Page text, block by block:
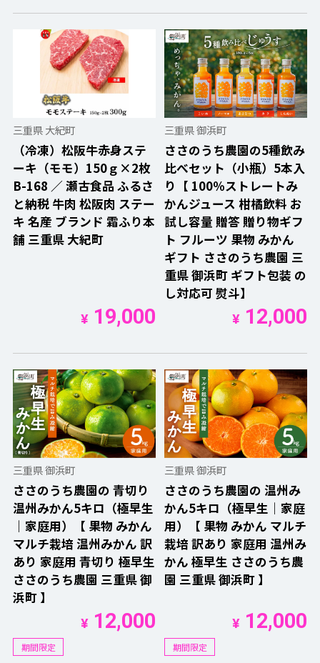
三重県 大紀町
（冷凍）松阪牛赤身ステ
ーキ（モモ）150ｇ×2枚
B-168 ／ 瀬古食品 ふるさ
と納税 牛肉 松阪肉 ステー
キ 名産 ブランド 霜ふり本
舗 三重県 大紀町
¥19,000
三重県 御浜町
ささのうち農園の5種飲み
比べセット（小瓶）5本入
り【 100％ストレートみ
かんジュース 柑橘飲料 お
試し容量 贈答 贈り物ギフ
ト フルーツ 果物 みかん
ギフト ささのうち農園 三
重県 御浜町 ギフト包装 の
し対応可 熨斗】
¥12,000
三重県 御浜町
ささのうち農園の 青切り
温州みかん5キロ（極早生
｜家庭用）【 果物 みかん
マルチ栽培 温州みかん 訳
あり 家庭用 青切り 極早生
ささのうち農園 三重県 御
浜町 】
¥12,000
期間限定
三重県 御浜町
ささのうち農園の 温州み
かん5キロ（極早生｜家庭
用）【 果物 みかん マルチ
栽培 訳あり 家庭用 温州み
かん 極早生 ささのうち農
園 三重県 御浜町 】
¥12,000
期間限定